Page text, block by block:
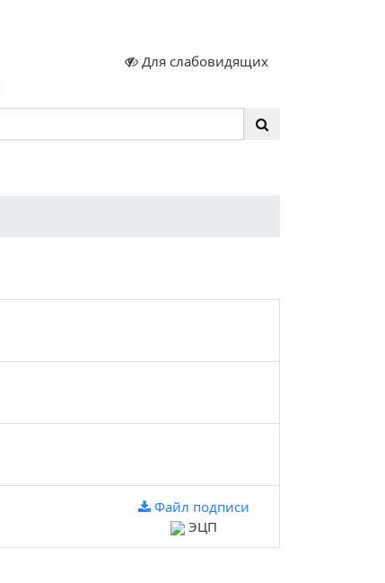
Для слабовидящих
Файл подписи
ЭЦП